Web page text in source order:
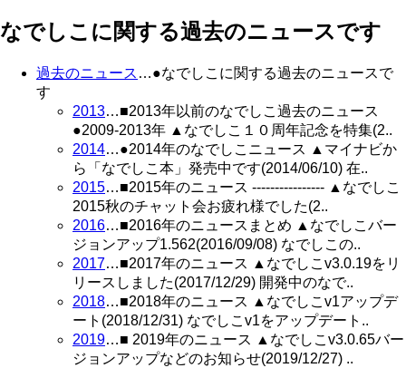
なでしこに関する過去のニュースです
過去のニュース …●なでしこに関する過去のニュースで
す
2013…■2013年以前のなでしこ過去のニュース
●2009-2013年 ▲なでしこ１０周年記念を特集(2..
2014…●2014年のなでしこニュース ▲マイナビか
ら「なでしこ本」発売中です(2014/06/10) 在..
2015…■2015年のニュース ---------------- ▲なでしこ
2015秋のチャット会お疲れ様でした(2..
2016…■2016年のニュースまとめ ▲なでしこバー
ジョンアップ1.562(2016/09/08) なでしこの..
2017…■2017年のニュース ▲なでしこv3.0.19をリ
リースしました(2017/12/29) 開発中のなで..
2018…■2018年のニュース ▲なでしこv1アップデ
ート(2018/12/31) なでしこv1をアップデート..
2019…■ 2019年のニュース ▲なでしこv3.0.65バー
ジョンアップなどのお知らせ(2019/12/27) ..